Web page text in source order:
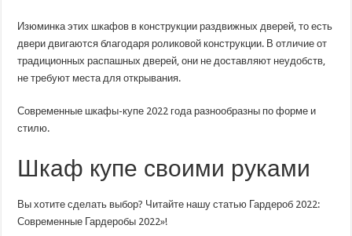
Изюминка этих шкафов в конструкции раздвижных дверей, то есть
двери двигаются благодаря роликовой конструкции. В отличие от
традиционных распашных дверей, они не доставляют неудобств,
не требуют места для открывания.
Современные шкафы-купе 2022 года разнообразны по форме и
стилю.
Шкаф купе своими руками
Вы хотите сделать выбор? Читайте нашу статью Гардероб 2022:
Современные Гардеробы 2022»!